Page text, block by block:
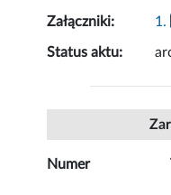
Załączniki: 1.
Status aktu:
Numer